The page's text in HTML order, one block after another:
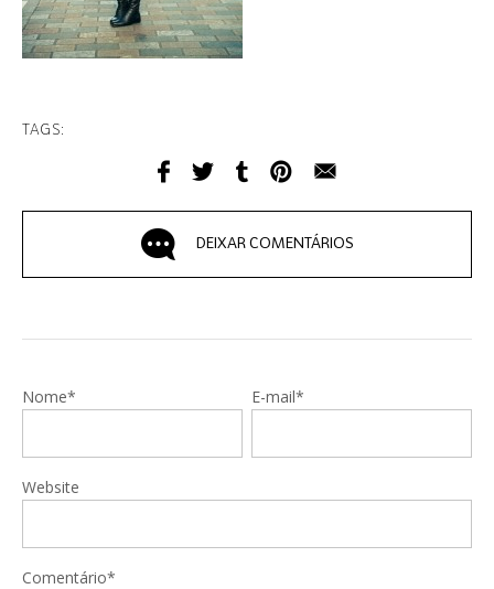
TAGS:
DEIXAR COMENTÁRIOS
Nome* E-mail*
Website
Comentário*